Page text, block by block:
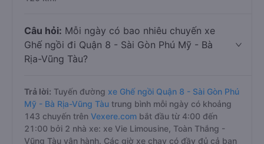
Câu hỏi: Mỗi ngày có bao nhiêu chuyến xe
Ghế ngồi đi Quận 8 - Sài Gòn Phú Mỹ - Bà
Rịa-Vũng Tàu?
Trả lời: Tuyến đường xe Ghế ngồi Quận 8 - Sài Gòn Phú
Mỹ - Bà Rịa-Vũng Tàu trung bình mỗi ngày có khoảng
143 chuyến trên Vexere.com bắt đầu từ 4:00 đến
21:00 bởi 2 nhà xe: xe Vie Limousine, Toàn Thắng -
Vũng Tàu vận hành. Các giờ xe chạy có đầy đủ cả ban